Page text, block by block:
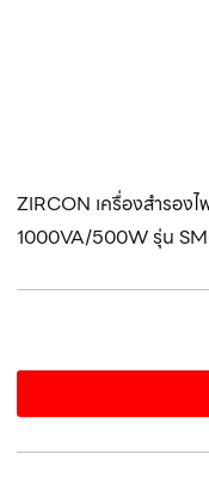
ZIRCON เครื่องสำรอ
1000VA/500W รุ่น